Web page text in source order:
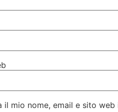
il mio nome, email e sito